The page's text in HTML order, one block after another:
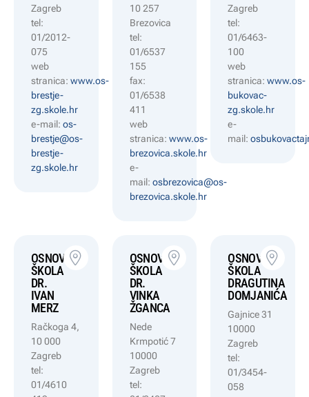
Zagreb
tel:
01/2012-
075
web
stranica: www.os-
brestje-
zg.skole.hr
e-mail: os-
brestje@os-
brestje-
zg.skole.hr
10 257
Brezovica
tel:
01/6537
155
fax:
01/6538
411
web
stranica: www.os-
brezovica.skole.hr
e-
mail: osbrezovica@os-
brezovica.skole.hr
Zagreb
tel:
01/6463-
100
web
stranica:www.os-
bukovac-
zg.skole.hr
e-
mail:
OSNOVNA
ŠKOLA
DR.
IVAN
MERZ
Račkoga 4,
10 000
Zagreb
tel:
01/4610
OSNOVNA
ŠKOLA
DR.
VINKA
ŽGANCA
Nede
Krmpotić 7
10000
Zagreb
tel:
OSNOVNA
ŠKOLA
DRAGUTINA
DOMJANIĆA
Gajnice 31
10000
Zagreb
tel:
01/3454-
058